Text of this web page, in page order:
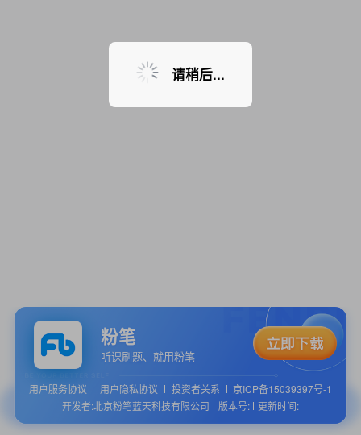
暂无课程，敬请期待
粉笔
听课刷题、就用粉笔
用户服务协议 用户隐私协议 投资者关系
京ICP备15039397号-1
开发者:北京粉笔蓝天科技有限公司
版本号: 更新时间:
请稍后...